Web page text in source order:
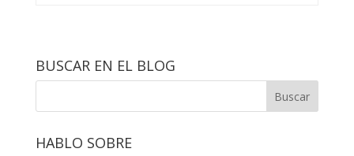
BUSCAR EN EL BLOG
HABLO SOBRE